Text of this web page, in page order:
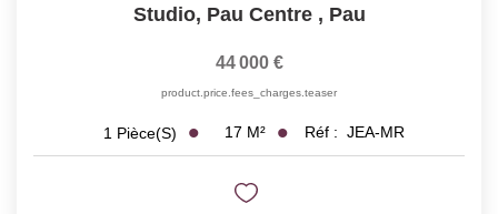
Studio, Pau Centre , Pau
44 000 €
product.price.fees_charges.teaser
1 Pièce(s) 17 M² Réf : JEA-MR